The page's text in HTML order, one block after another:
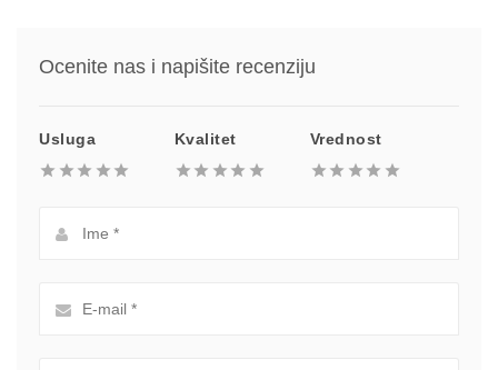
Ocenite nas i napišite recenziju
Usluga Kvalitet Vrednost